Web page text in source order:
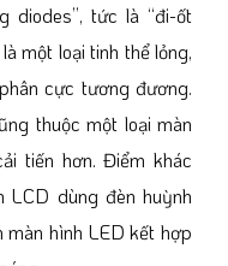
diodes”, tức là “đi-ốt
một loại tinh thể lỏng,
cực tương đương.
thuộc một loại màn
tiến hơn. Điểm khác
LCD dùng đèn huỳnh
màn hình LED kết hợp